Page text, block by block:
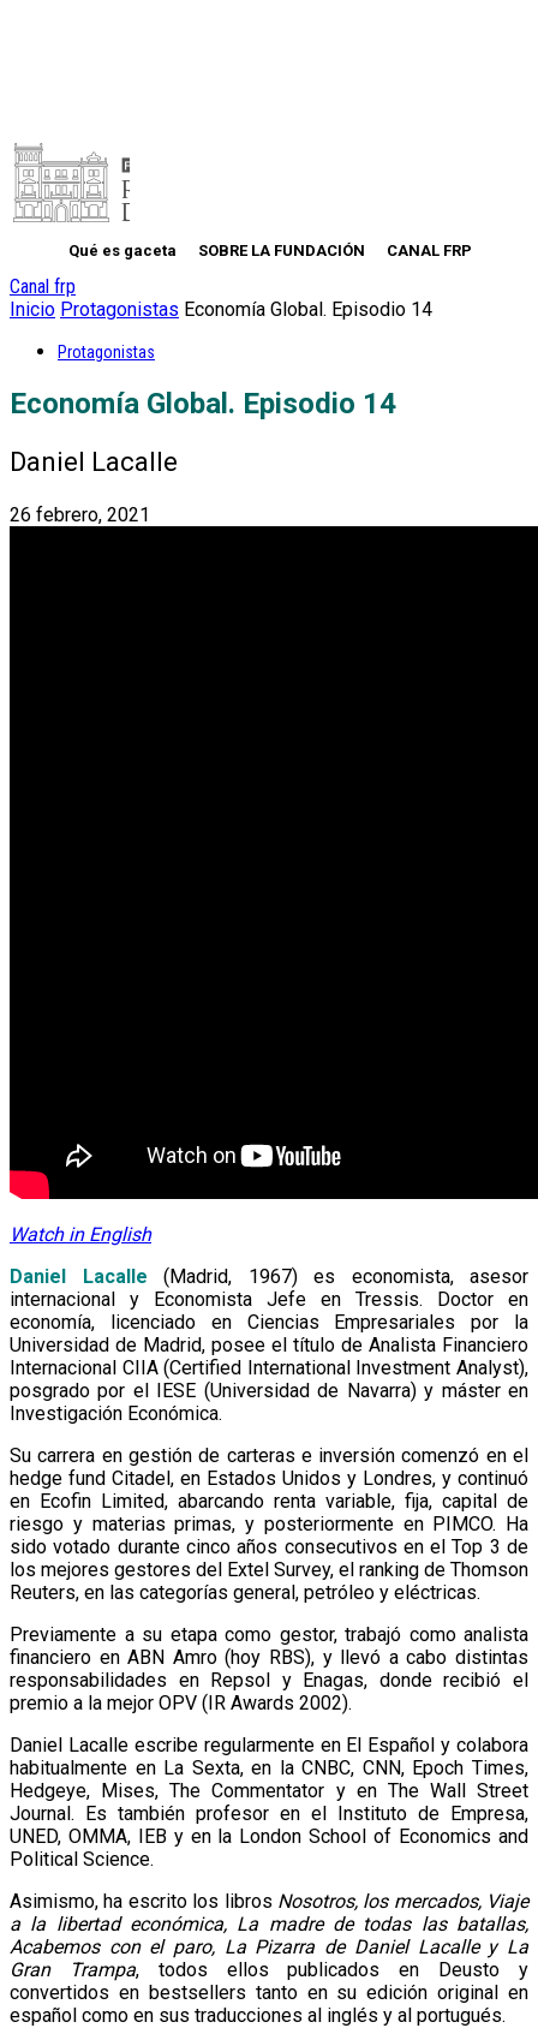
Qué es gaceta SOBRE LA FUNDACIÓN CANAL FRP
Canal frp
Inicio Protagonistas Economía Global. Episodio 14
Protagonistas
Economía Global. Episodio 14
Daniel Lacalle
26 febrero, 2021
Watch in English
Daniel Lacalle (Madrid, 1967) es economista, asesor
internacional y Economista Jefe en Tressis. Doctor en
economía, licenciado en Ciencias Empresariales por la
Universidad de Madrid, posee el título de Analista Financiero
Internacional CIIA (Certified International Investment Analyst),
posgrado por el IESE (Universidad de Navarra) y máster en
Investigación Económica.
Su carrera en gestión de carteras e inversión comenzó en el
hedge fund Citadel, en Estados Unidos y Londres, y continuó
en Ecofin Limited, abarcando renta variable, fija, capital de
riesgo y materias primas, y posteriormente en PIMCO. Ha
sido votado durante cinco años consecutivos en el Top 3 de
los mejores gestores del Extel Survey, el ranking de Thomson
Reuters, en las categorías general, petróleo y eléctricas.
Previamente a su etapa como gestor, trabajó como analista
financiero en ABN Amro (hoy RBS), y llevó a cabo distintas
responsabilidades en Repsol y Enagas, donde recibió el
premio a la mejor OPV (IR Awards 2002).
Daniel Lacalle escribe regularmente en El Español y colabora
habitualmente en La Sexta, en la CNBC, CNN, Epoch Times,
Hedgeye, Mises, The Commentator y en The Wall Street
Journal. Es también profesor en el Instituto de Empresa,
UNED, OMMA, IEB y en la London School of Economics and
Political Science.
Asimismo, ha escrito los libros Nosotros, los mercados, Viaje
a la libertad económica, La madre de todas las batallas,
Acabemos con el paro, La Pizarra de Daniel Lacalle y La
Gran Trampa, todos ellos publicados en Deusto y
convertidos en bestsellers tanto en su edición original en
español como en sus traducciones al inglés y al portugués.